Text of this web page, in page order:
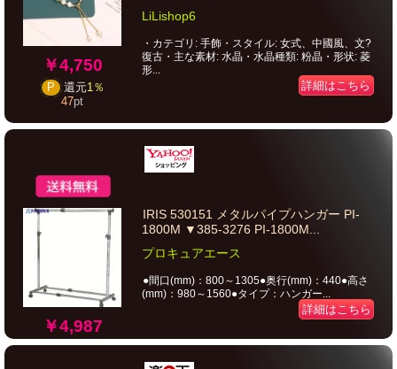
￥4,750
P 還元1％
47pt
LiLishop6
・カテゴリ: 手飾・スタイル: 女式、中國風、文?
復古・主な素材: 水晶・水晶種類: 粉晶・形状: 菱
形...
詳細はこちら
￥4,987
IRIS 530151 メタルパイプハンガー PI-
1800M ▼385-3276 PI-1800M...
プロキュアエース
●間口(mm)：800～1305●奥行(mm)：440●高さ
(mm)：980～1560●タイプ：ハンガー...
詳細はこちら